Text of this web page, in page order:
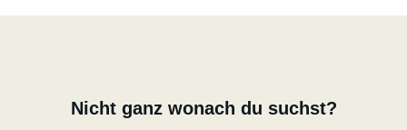
Nicht ganz wonach du suchst?